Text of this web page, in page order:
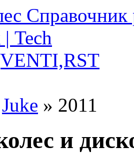
Справочник
Juke » 2011
и